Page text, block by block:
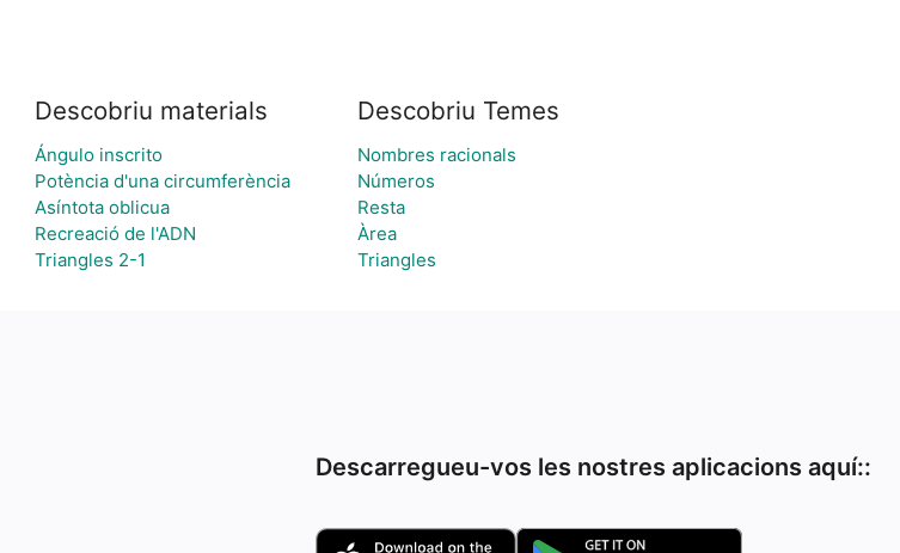
Descobriu materials
Ángulo inscrito
Potència d'una circumferència
Asíntota oblicua
Recreació de l'ADN
Triangles 2-1
Descobriu Temes
Nombres racionals
Números
Resta
Àrea
Triangles
Descarregueu-vos les nostres aplicacions aquí::